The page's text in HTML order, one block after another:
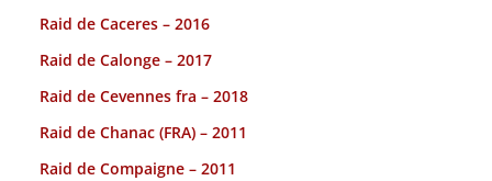
Raid de Caceres – 2016
Raid de Calonge – 2017
Raid de Cevennes fra – 2018
Raid de Chanac (FRA) – 2011
Raid de Compaigne – 2011